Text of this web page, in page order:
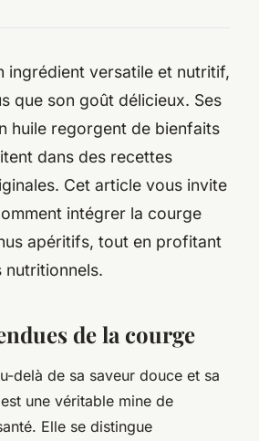
ingrédient versatile et nutritif,
que son goût délicieux. Ses
huile regorgent de bienfaits
dans des recettes
Cet article vous invite
intégrer la courge
apéritifs, tout en profitant
nutritionnels.
de la courge
delà de sa saveur douce et sa
une véritable mine de
Elle se distingue